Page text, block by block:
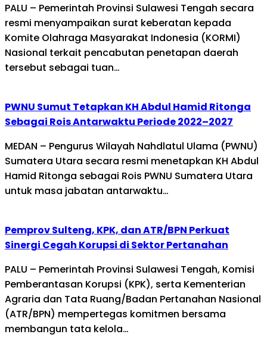
PALU – Pemerintah Provinsi Sulawesi Tengah secara
resmi menyampaikan surat keberatan kepada
Komite Olahraga Masyarakat Indonesia (KORMI)
Nasional terkait pencabutan penetapan daerah
tersebut sebagai tuan…
PWNU Sumut Tetapkan KH Abdul Hamid Ritonga
Sebagai Rois Antarwaktu Periode 2022–2027
MEDAN – Pengurus Wilayah Nahdlatul Ulama (PWNU)
Sumatera Utara secara resmi menetapkan KH Abdul
Hamid Ritonga sebagai Rois PWNU Sumatera Utara
untuk masa jabatan antarwaktu…
Pemprov Sulteng, KPK, dan ATR/BPN Perkuat
Sinergi Cegah Korupsi di Sektor Pertanahan
PALU – Pemerintah Provinsi Sulawesi Tengah, Komisi
Pemberantasan Korupsi (KPK), serta Kementerian
Agraria dan Tata Ruang/Badan Pertanahan Nasional
(ATR/BPN) mempertegas komitmen bersama
membangun tata kelola…